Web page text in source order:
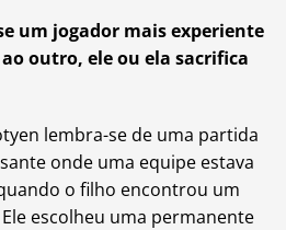
um jogador mais experiente
outro, ele ou ela sacrifica
lembra-se de uma partida
onde uma equipe estava
o filho encontrou um
escolheu uma permanente